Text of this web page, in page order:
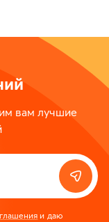
вам лучшие
и даю